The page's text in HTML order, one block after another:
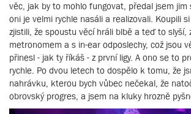
věc, jak by to mohlo fungovat, předal jsem jim
oni je velmi rychle nasáli a realizovali. Koupili
zjistili, že spoustu věcí hráli blbě a teď to slyší,
metronomem a s in-ear odposlechy, což jsou
přinesl - jak ty říkáš - z první ligy. A ono se to
rychle. Po dvou letech to dospělo k tomu, že
nahrávku, kterou bych vůbec nečekal, že
obrovský progres, a jsem na kluky hrozně